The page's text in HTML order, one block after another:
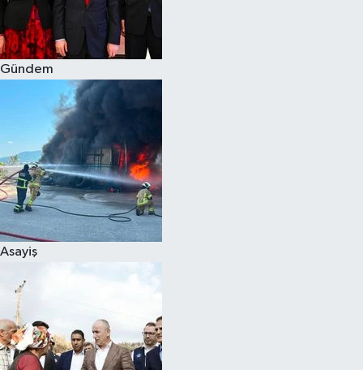
Gündem
Asayiş
Spor
Burç Yorumları
Çocuk
Eğitim
Hava Durumu
Kadın
Kültür Sanat
Sağlık